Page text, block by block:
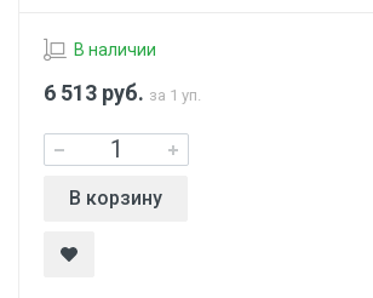
В наличии
6 513 руб. за 1 уп.
В корзину